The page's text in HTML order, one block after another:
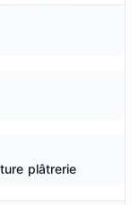
plâtrerie